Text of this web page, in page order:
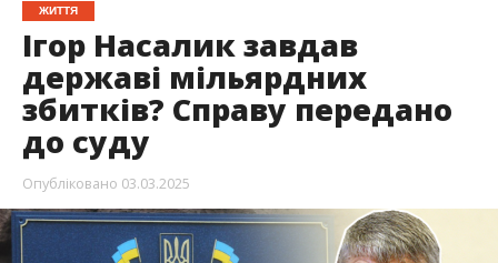
ЖИТТЯ
Ігор Насалик завдав
державі мільярдних
збитків? Справу передано
до суду
Опубліковано 03.03.2025